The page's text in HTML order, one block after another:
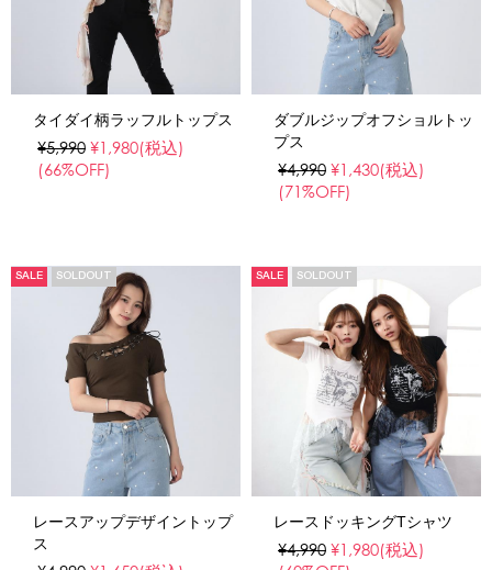
タイダイ柄ラッフルトップス
¥5,990 ¥1,980(税込)
(66%OFF)
ダブルジップオフショルトッ
プス
¥4,990 ¥1,430(税込)
(71%OFF)
SALE SOLDOUT
レースアップデザイントップ
ス
SALE SOLDOUT
レースドッキングTシャツ
¥4,990 ¥1,980(税込)